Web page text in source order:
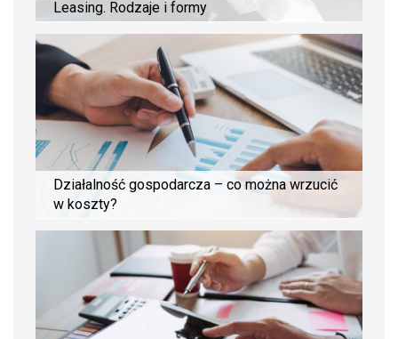
Leasing. Rodzaje i formy
Działalność gospodarcza – co można wrzucić
w koszty?